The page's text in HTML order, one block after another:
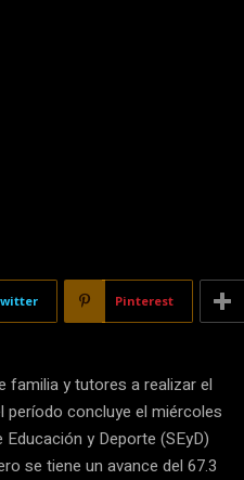
Pinterest
familia y tutores a realizar el
período concluye el miércoles
y Deporte (SEyD)
se tiene un avance del 67.3